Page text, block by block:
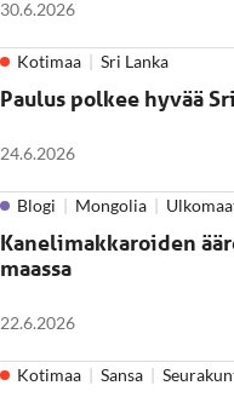
30.6.2026
Kotimaa Sri Lanka
Paulus polkee hyvää
24.6.2026
Blogi Mongolia
Kanelimakkaroiden
maassa
22.6.2026
Kotimaa Sansa